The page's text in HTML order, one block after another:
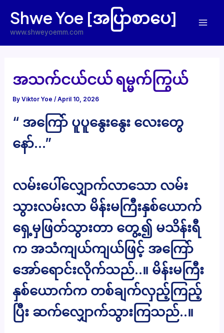
content
Shwe Yoe [အပြာစာပေ]
www.shweyoemm.com
အသက်ငယ်ငယ် ရမ္မက်ကြွယ်
ByViktor Yoe/April 10, 2026
“ အကြော် ပူပူနွေးနွေး လေးတွေ
နော်…”
လမ်းပေါ်လျှောက်လာသော လမ်း
သွားလမ်းလာ မိန်းမကြီးနှစ်ယောက်
ရှေ့မှဖြတ်သွားတာ တွေ့၍ မသိန်းရီ
က အသံကျယ်ကျယ်ဖြင့် အကြော်
အော်ရောင်းလိုက်သည်..။ မိန်းမကြီး
နှစ်ယောက်က တစ်ချက်လှည့်ကြည့်
ပြီး ဆက်လျှောက်သွားကြသည်..။